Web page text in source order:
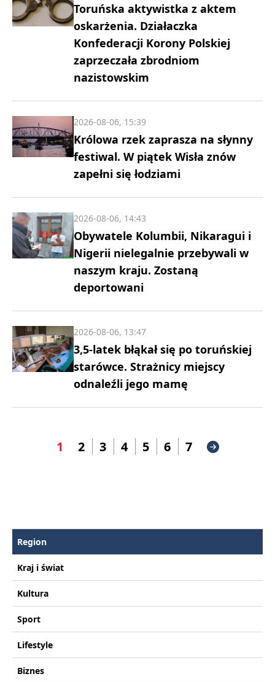
Toruńska aktywistka z aktem
oskarżenia. Działaczka
Konfederacji Korony Polskiej
zaprzeczała zbrodniom
nazistowskim
Królowa rzek zaprasza na słynny
festiwal. W piątek Wisła znów
zapełni się łodziami
2026-08-06, 15:39
Obywatele Kolumbii, Nikaragui i
Nigerii nielegalnie przebywali w
naszym kraju. Zostaną
deportowani
2026-08-06, 14:43
3,5-latek błąkał się po toruńskiej
starówce. Strażnicy miejscy
odnaleźli jego mamę
2026-08-06, 13:47
1 2 3 4 5 6 7
Region
Kraj i świat
Kultura
Sport
Lifestyle
Biznes